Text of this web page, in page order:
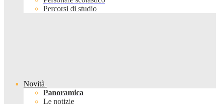
Percorsi di studio
Novità
Panoramica
Le notizie